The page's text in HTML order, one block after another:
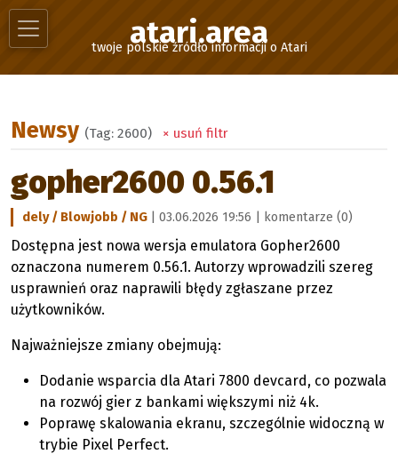
atari.area
twoje polskie źródło informacji o Atari
Newsy (Tag: 2600) × usuń filtr
gopher2600 0.56.1
dely / Blowjobb / NG | 03.06.2026 19:56 | komentarze (0)
Dostępna jest nowa wersja emulatora Gopher2600
oznaczona numerem 0.56.1. Autorzy wprowadzili szereg
usprawnień oraz naprawili błędy zgłaszane przez
użytkowników.
Najważniejsze zmiany obejmują:
Dodanie wsparcia dla Atari 7800 devcard, co pozwala
na rozwój gier z bankami większymi niż 4k.
Poprawę skalowania ekranu, szczególnie widoczną w
trybie Pixel Perfect.